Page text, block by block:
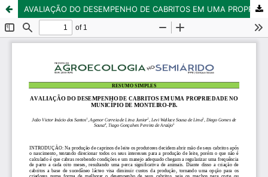
AVALIAÇÃO DO DESEMPENHO DE CABRITOS EM UMA PROPRIEDADE NO MUNICÍPIO DE MONTEIRO-PB.